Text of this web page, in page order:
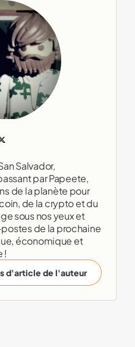
Salvador,
par Papeete,
de la planète pour
de la crypto et du
sous nos yeux et
de la prochaine
économique et
!
d'article de l'auteur